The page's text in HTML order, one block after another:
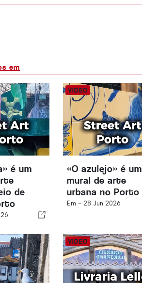
em
é um
de
«O azulejo» é um
mural de arte
urbana no Porto
Em - 28 Jun 2026